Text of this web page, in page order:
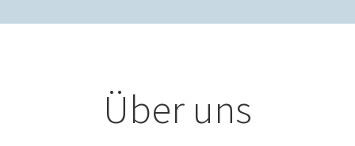
Über uns